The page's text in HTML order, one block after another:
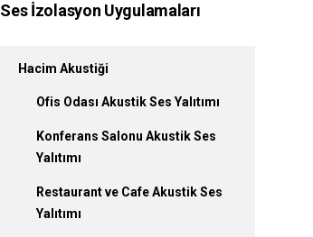
Ses İzolasyon Uygulamaları
Hacim Akustiği
Ofis Odası Akustik Ses Yalıtımı
Konferans Salonu Akustik Ses
Yalıtımı
Restaurant ve Cafe Akustik Ses
Yalıtımı